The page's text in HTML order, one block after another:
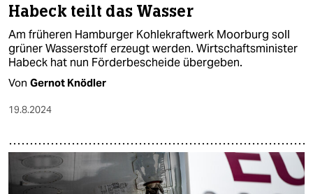
Habeck teilt das Wasser
Am früheren Hamburger Kohlekraftwerk Moorburg soll
grüner Wasserstoff erzeugt werden. Wirtschaftsminister
Habeck hat nun Förderbescheide übergeben.
Von Gernot Knödler
19.8.2024